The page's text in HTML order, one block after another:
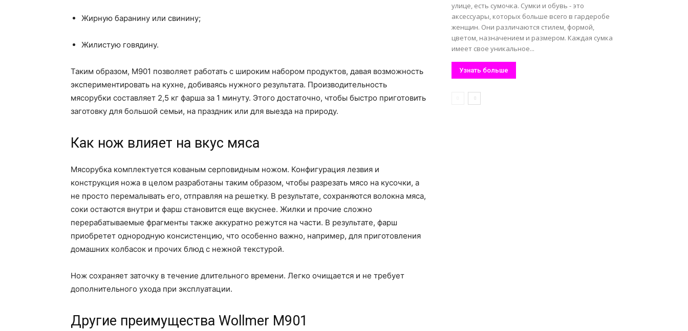
Жирную баранину или свинину;
Жилистую говядину.
Таким образом, М901 позволяет работать с широким набором продуктов, давая возможность
экспериментировать на кухне, добиваясь нужного результата. Производительность
мясорубки составляет 2,5 кг фарша за 1 минуту. Этого достаточно, чтобы быстро приготовить
заготовку для большой семьи, на праздник или для выезда на природу.
Как нож влияет на вкус мяса
Мясорубка комплектуется кованым серповидным ножом. Конфигурация лезвия и
конструкция ножа в целом разработаны таким образом, чтобы разрезать мясо на кусочки, а
не просто перемалывать его, отправляя на решетку. В результате, сохраняются волокна мяса,
соки остаются внутри и фарш становится еще вкуснее. Жилки и прочие сложно
перерабатываемые фрагменты также аккуратно режутся на части. В результате, фарш
приобретет однородную консистенцию, что особенно важно, например, для приготовления
домашних колбасок и прочих блюд с нежной текстурой.
Нож сохраняет заточку в течение длительного времени. Легко очищается и не требует
дополнительного ухода при эксплуатации.
Другие преимущества Wollmer M901
улице, есть сумочка. Сумки и обувь - это
аксессуары, которых больше всего в гардеробе
женщин. Они различаются стилем, формой,
цветом, назначением и размером. Каждая сумка
имеет свое уникальное...
Узнать больше